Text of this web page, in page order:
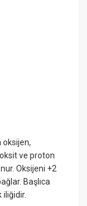
oksijen,
ve proton
Oksijeni +2
Başlıca
iliğidir.